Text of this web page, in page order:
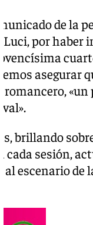
de la
por haber
asegurar
romancero,
brillando
cada sesión,
al escenario